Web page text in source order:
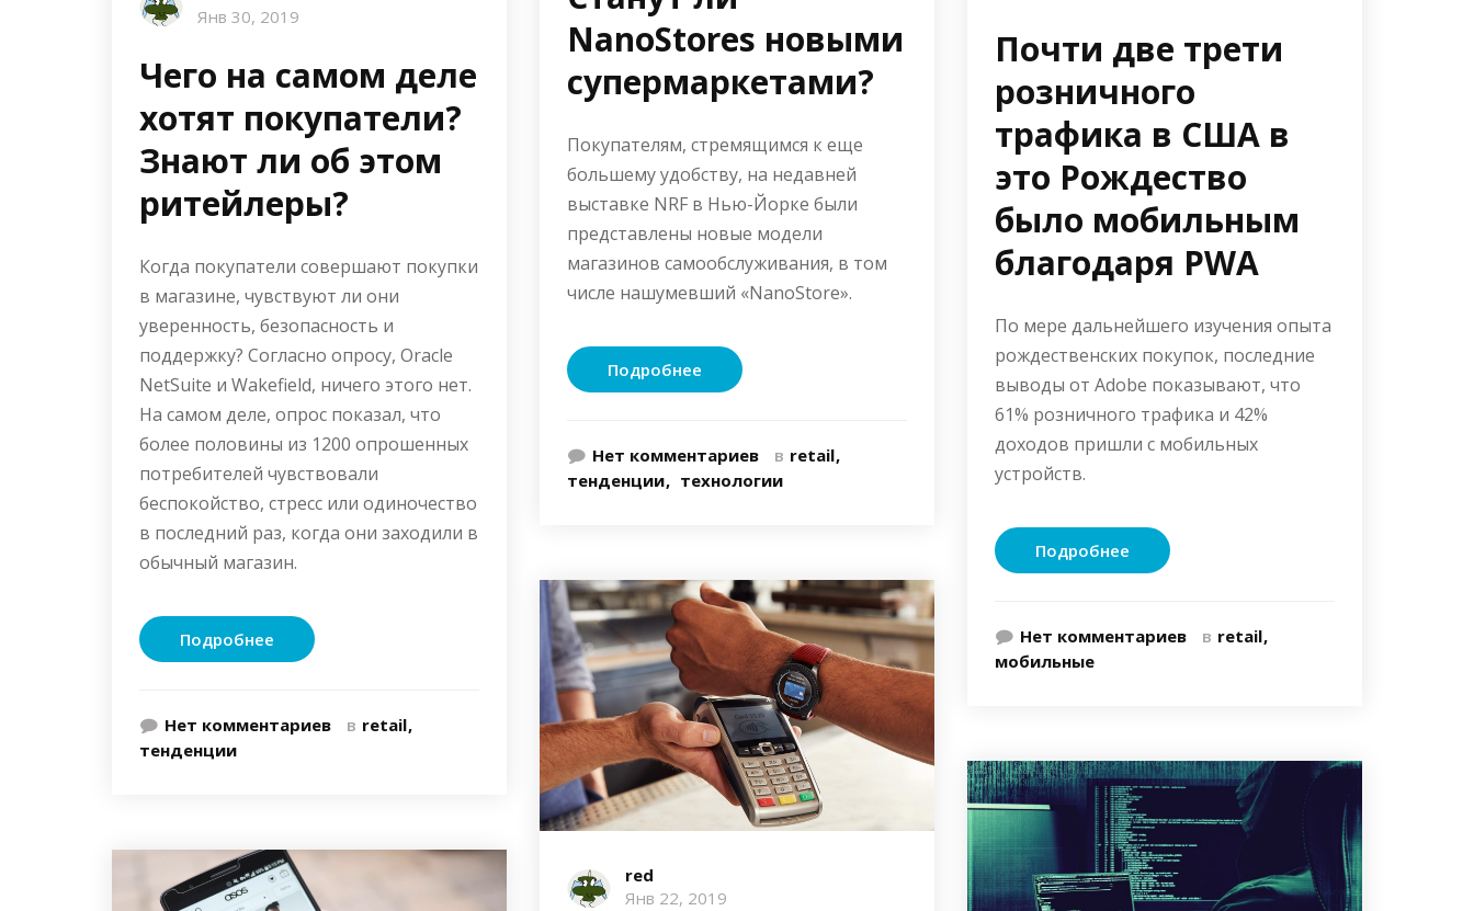
Янв 30, 2019
Чего на самом деле
хотят покупатели?
Знают ли об этом
ритейлеры?
Когда покупатели совершают покупки
в магазине, чувствуют ли они
уверенность, безопасность и
поддержку? Согласно опросу, Oracle
NetSuite и Wakefield, ничего этого нет.
На самом деле, опрос показал, что
более половины из 1200 опрошенных
потребителей чувствовали
беспокойство, стресс или одиночество
в последний раз, когда они заходили в
обычный магазин.
Подробнее
Нет комментариев в retail
тенденции
NanoStores новыми
супермаркетами?
Покупателям, стремящимся к еще
большему удобству, на недавней
выставке NRF в Нью-Йорке были
представлены новые модели
магазинов самообслуживания, в том
числе нашумевший «NanoStore».
Подробнее
Нет комментариев в retail
тенденции
технологии
red
Янв 22, 2019
Почти две трети
розничного
трафика в США в
это Рождество
было мобильным
благодаря PWA
По мере дальнейшего изучения опыта
рождественских покупок, последние
выводы от Adobe показывают, что
61% розничного трафика и 42%
доходов пришли с мобильных
устройств.
Подробнее
Нет комментариев в retail
мобильные